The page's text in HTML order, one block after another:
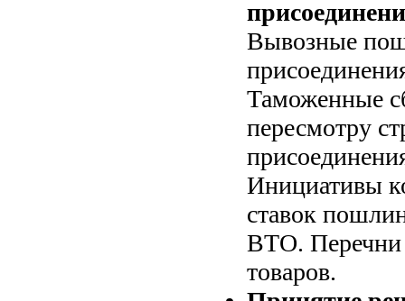
Вывозные
Таможенные
пересмотру
Инициативы
ставок
ВТО. Перечни
товаров.